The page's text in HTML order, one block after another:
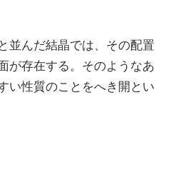
並んだ結晶では、その配置
が存在する。そのようなあ
い性質のことをへき開とい